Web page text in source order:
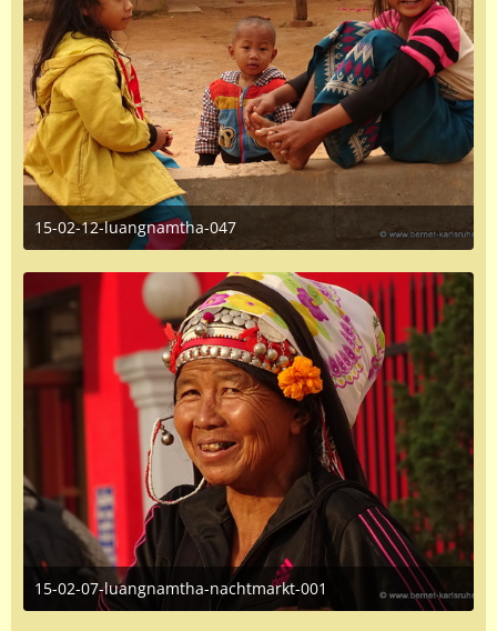
15-02-12-luangnamtha-047
June 16, 2016 at 1:35 PM
15-02-07-luangnamtha-nachtmarkt-001
June 16, 2016 at 1:35 PM